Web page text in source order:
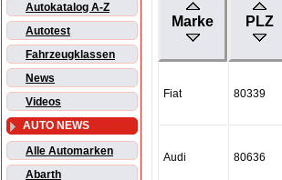
Autokatalog A-Z
Autotest
Fahrzeugklassen
News
Videos
AUTO NEWS
Alle Automarken
Abarth
Marke PLZ
Fiat 80339
Audi 80636